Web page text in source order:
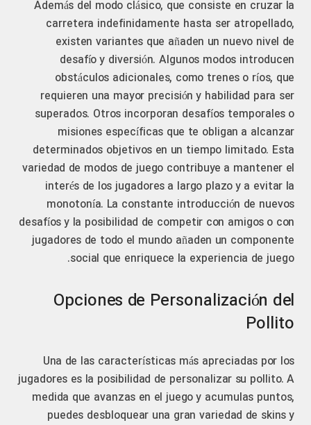
Además del modo clásico, que consiste en cruzar la
carretera indefinidamente hasta ser atropellado,
existen variantes que añaden un nuevo nivel de
desafío y diversión. Algunos modos introducen
obstáculos adicionales, como trenes o ríos, que
requieren una mayor precisión y habilidad para ser
superados. Otros incorporan desafíos temporales o
misiones específicas que te obligan a alcanzar
determinados objetivos en un tiempo limitado. Esta
variedad de modos de juego contribuye a mantener el
interés de los jugadores a largo plazo y a evitar la
monotonía. La constante introducción de nuevos
desafíos y la posibilidad de competir con amigos o con
jugadores de todo el mundo añaden un componente
social que enriquece la experiencia de juego.
Opciones de Personalización del
Pollito
Una de las características más apreciadas por los
jugadores es la posibilidad de personalizar su pollito. A
medida que avanzas en el juego y acumulas puntos,
puedes desbloquear una gran variedad de skins y